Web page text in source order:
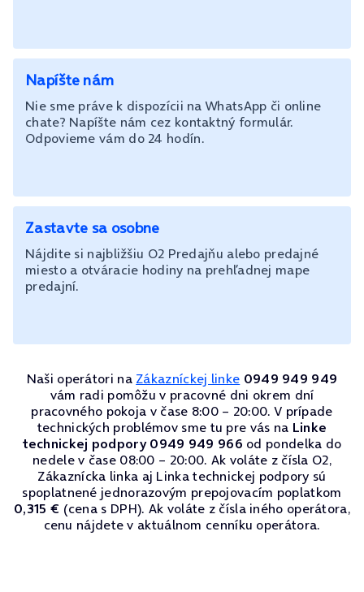
Napíšte nám
Nie sme práve k dispozícii na WhatsApp či online
chate? Napíšte nám cez kontaktný formulár.
Odpovieme vám do 24 hodín.
Zastavte sa osobne
Nájdite si najbližšiu O2 Predajňu alebo predajné
miesto a otváracie hodiny na prehľadnej mape
predajní.
Naši operátori na Zákazníckej linke 0949 949 949
vám radi pomôžu v pracovné dni okrem dní
pracovného pokoja v čase 8:00 – 20:00. V prípade
technických problémov sme tu pre vás na Linke
technickej podpory 0949 949 966 od pondelka do
nedele v čase 08:00 – 20:00. Ak voláte z čísla O2,
Zákaznícka linka aj Linka technickej podpory sú
spoplatnené jednorazovým prepojovacím poplatkom
0,315 € (cena s DPH). Ak voláte z čísla iného operátora,
cenu nájdete v aktuálnom cenníku operátora.